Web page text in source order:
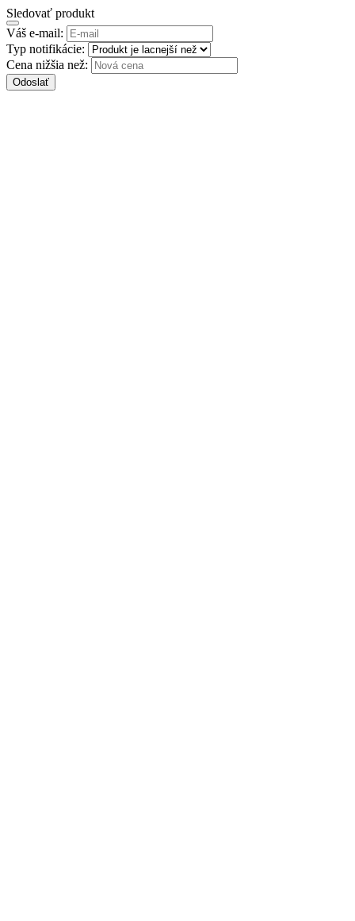
Sledovať produkt
Váš e-mail:
Typ notifikácie:
Cena nižšia než:
Odoslať